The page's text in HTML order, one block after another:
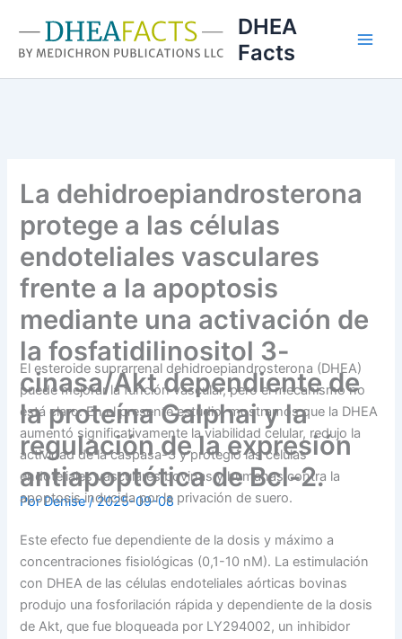
contenido
DHEA
Facts
La dehidroepiandrosterona
protege a las células
endoteliales vasculares
frente a la apoptosis
mediante una activación de
la fosfatidilinositol 3-
cinasa/Akt dependiente de
la proteína Galphai y la
regulación de la expresión
antiapoptótica de Bcl-2.
PorDenise/2025-09-08
El esteroide suprarrenal dehidroepiandrosterona (DHEA)
puede mejorar la función vascular, pero el mecanismo no
está claro. En el presente estudio, mostramos que la DHEA
aumentó significativamente la viabilidad celular, redujo la
actividad de la caspasa-3 y protegió las células
endoteliales vasculares bovinas y humanas contra la
apoptosis inducida por la privación de suero.
Este efecto fue dependiente de la dosis y máximo a
concentraciones fisiológicas (0,1-10 nM). La estimulación
con DHEA de las células endoteliales aórticas bovinas
produjo una fosforilación rápida y dependiente de la dosis
de Akt, que fue bloqueada por LY294002, un inhibidor